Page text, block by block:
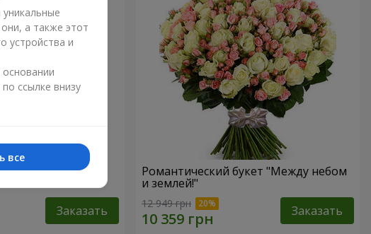
Заказать
Романтический букет "Между небом
и землей!"
12 949 грн Заказать
а также этот
устройства и
ссылке внизу
все